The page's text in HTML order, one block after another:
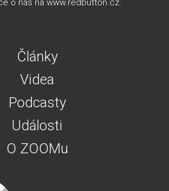
o nás na www.redbutton.cz.
Články
Videa
Podcasty
Události
O ZOOMu